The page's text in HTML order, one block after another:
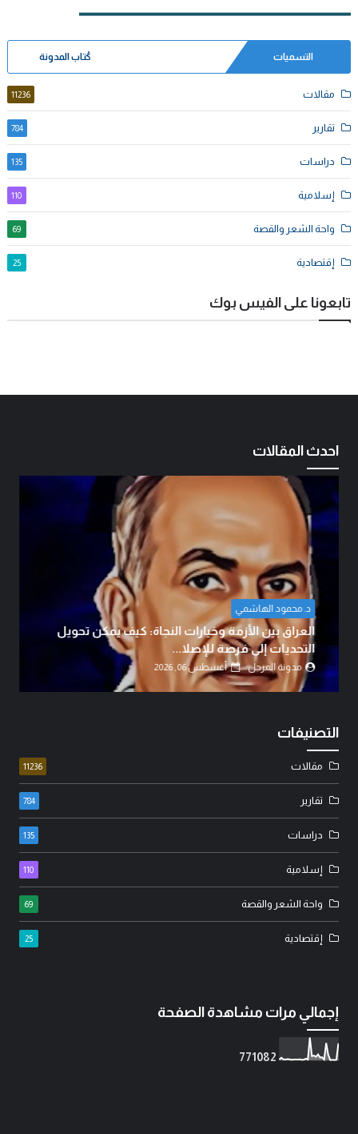
التسميات كُتاب المدونة
مقالات 11236
تقارير 784
دراسات 135
إسلامية 110
واحة الشعر والقصة 69
إقتصادية 25
تابعونا على الفيس بوك
احدث المقالات
ضياء ابو معارج الدراجي
الوطنجية… عندما يُستغل علم العراق لإثارة الفتنة..!
مدونة المرجل أغسطس 06, 2026
التصنيفات
مقالات 11236
تقارير 784
دراسات 135
إسلامية 110
واحة الشعر والقصة 69
إقتصادية 25
إجمالي مرات مشاهدة الصفحة
771082